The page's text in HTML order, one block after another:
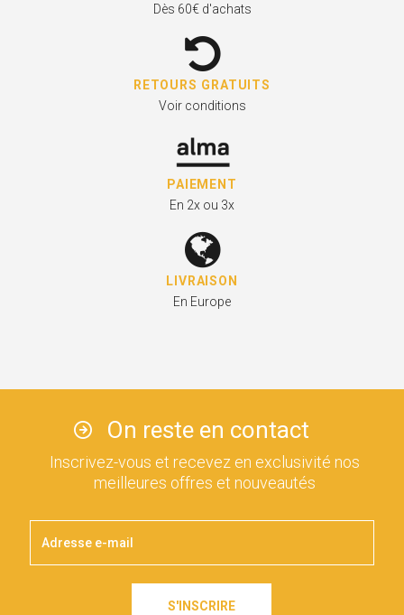
Dès 60€ d'achats
RETOURS GRATUITS
Voir conditions
PAIEMENT
En 2x ou 3x
LIVRAISON
En Europe
On reste en contact
Inscrivez-vous et recevez en exclusivité nos
meilleures offres et nouveautés
S'INSCRIRE